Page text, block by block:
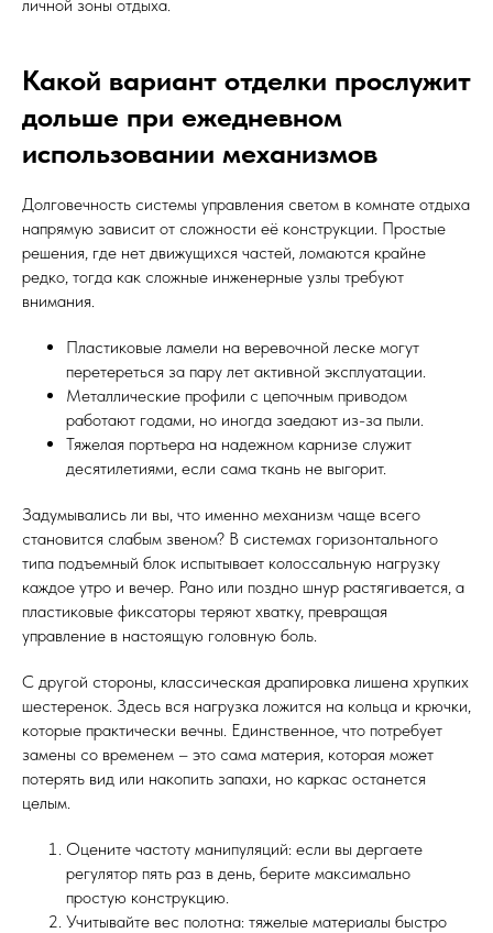
личной зоны отдыха.
Какой вариант отделки прослужит
дольше при ежедневном
использовании механизмов
Долговечность системы управления светом в комнате отдыха
напрямую зависит от сложности её конструкции. Простые
решения, где нет движущихся частей, ломаются крайне
редко, тогда как сложные инженерные узлы требуют
внимания.
Пластиковые ламели на веревочной леске могут
перетереться за пару лет активной эксплуатации.
Металлические профили с цепочным приводом
работают годами, но иногда заедают из-за пыли.
Тяжелая портьера на надежном карнизе служит
десятилетиями, если сама ткань не выгорит.
Задумывались ли вы, что именно механизм чаще всего
становится слабым звеном? В системах горизонтального
типа подъемный блок испытывает колоссальную нагрузку
каждое утро и вечер. Рано или поздно шнур растягивается, а
пластиковые фиксаторы теряют хватку, превращая
управление в настоящую головную боль.
С другой стороны, классическая драпировка лишена хрупких
шестеренок. Здесь вся нагрузка ложится на кольца и крючки,
которые практически вечны. Единственное, что потребует
замены со временем – это сама материя, которая может
потерять вид или накопить запахи, но каркас останется
целым.
Оцените частоту манипуляций: если вы дергаете
регулятор пять раз в день, берите максимально
простую конструкцию.
Учитывайте вес полотна: тяжелые материалы быстро